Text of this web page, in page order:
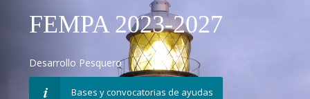
FEMPA 2023-2027
Desarrollo Pesquero
Bases y convocatorias de ayudas